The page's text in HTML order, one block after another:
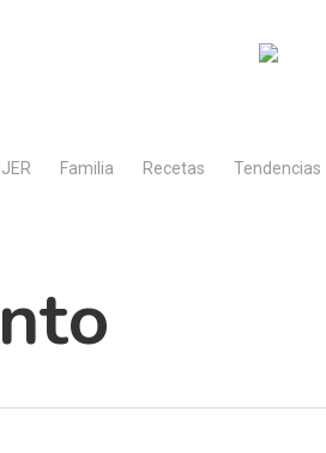
Familia Recetas Tendencias